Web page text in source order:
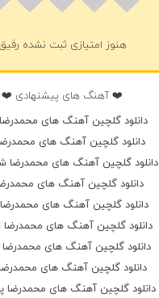
هنوز امتیازی ثبت نشده رفیق
❤️ آهنگ های پیشنهادی ❤️
دانلود گلچین آهنگ های
دانلود گلچین آهنگ های
دانلود گلچین آهنگ های محمدرضا
دانلود گلچین آهنگ های
دانلود گلچین آهنگ های محمدرضا
دانلود گلچین آهنگ های محمدرضا
دانلود گلچین آهنگ های
دانلود گلچین آهنگ های
دانلود گلچین آهنگ های محمدرضا